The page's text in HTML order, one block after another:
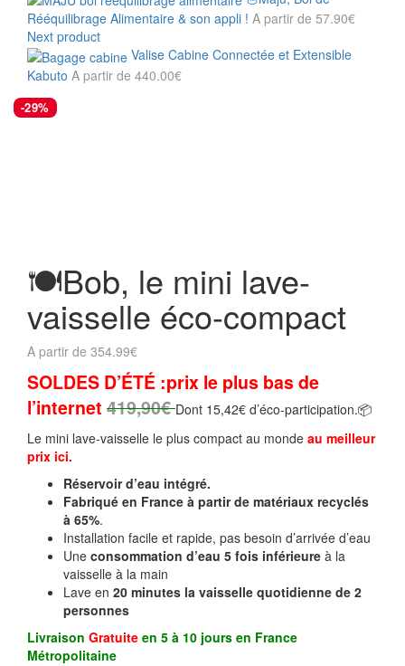
Rééquilibrage Alimentaire & son appli ! A partir de 57.90€
Next product
Valise Cabine Connectée et Extensible
Kabuto A partir de 440.00€
-29%
🍽️Bob, le mini lave-
vaisselle éco-compact
A partir de 354.99€
SOLDES D’ÉTÉ :prix le plus bas de
l’internet 419,90€Dont 15,42€ d’éco-participation.📦
Le mini lave-vaisselle le plus compact au monde au meilleur
prix ici.
Réservoir d’eau intégré.
Fabriqué en France à partir de matériaux recyclés
à 65%.
Installation facile et rapide, pas besoin d’arrivée d’eau
Une consommation d’eau 5 fois inférieure à la
vaisselle à la main
Lave en 20 minutes la vaisselle quotidienne de 2
personnes
Livraison Gratuite en 5 à 10 jours en France
Métropolitaine